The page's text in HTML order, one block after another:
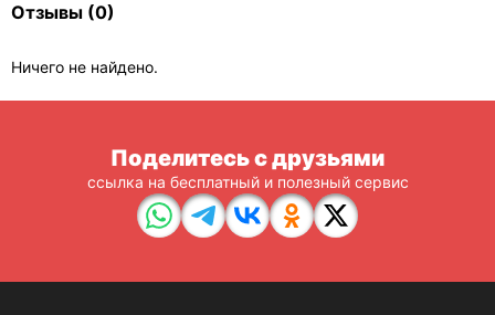
Отзывы (0)
Ничего не найдено.
Поделитесь с друзьями
ссылка на бесплатный и полезный сервис